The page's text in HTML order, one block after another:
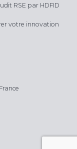
RSE par HDFID
votre innovation